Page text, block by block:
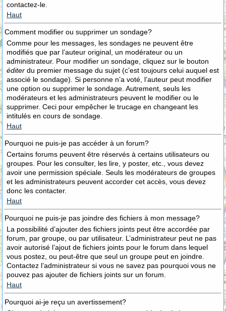
contactez-le.
Haut
Comment modifier ou supprimer un sondage?
Comme pour les messages, les sondages ne peuvent être
modifiés que par l’auteur original, un modérateur ou un
administrateur. Pour modifier un sondage, cliquez sur le bouton
éditer du premier message du sujet (c’est toujours celui auquel est
associé le sondage). Si personne n’a voté, l’auteur peut modifier
une option ou supprimer le sondage. Autrement, seuls les
modérateurs et les administrateurs peuvent le modifier ou le
supprimer. Ceci pour empêcher le trucage en changeant les
intitulés en cours de sondage.
Haut
Pourquoi ne puis-je pas accéder à un forum?
Certains forums peuvent être réservés à certains utilisateurs ou
groupes. Pour les consulter, les lire, y poster, etc., vous devez
avoir une permission spéciale. Seuls les modérateurs de groupes
et les administrateurs peuvent accorder cet accès, vous devez
donc les contacter.
Haut
Pourquoi ne puis-je pas joindre des fichiers à mon message?
La possibilité d’ajouter des fichiers joints peut être accordée par
forum, par groupe, ou par utilisateur. L’administrateur peut ne pas
avoir autorisé l’ajout de fichiers joints pour le forum dans lequel
vous postez, ou peut-être que seul un groupe peut en joindre.
Contactez l’administrateur si vous ne savez pas pourquoi vous ne
pouvez pas ajouter de fichiers joints sur un forum.
Haut
Pourquoi ai-je reçu un avertissement?